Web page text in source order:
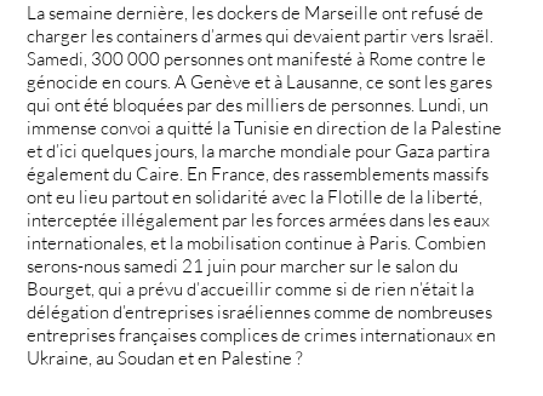
La semaine dernière, les dockers de Marseille ont refusé de
charger les containers d’armes qui devaient partir vers Israël.
Samedi, 300 000 personnes ont manifesté à Rome contre le
génocide en cours. A Genève et à Lausanne, ce sont les gares
qui ont été bloquées par des milliers de personnes. Lundi, un
immense convoi a quitté la Tunisie en direction de la Palestine
et d’ici quelques jours, la marche mondiale pour Gaza partira
également du Caire. En France, des rassemblements massifs
ont eu lieu partout en solidarité avec la Flotille de la liberté,
interceptée illégalement par les forces armées dans les eaux
internationales, et la mobilisation continue à Paris. Combien
serons-nous samedi 21 juin pour marcher sur le salon du
Bourget, qui a prévu d’accueillir comme si de rien n’était la
délégation d’entreprises israéliennes comme de nombreuses
entreprises françaises complices de crimes internationaux en
Ukraine, au Soudan et en Palestine ?